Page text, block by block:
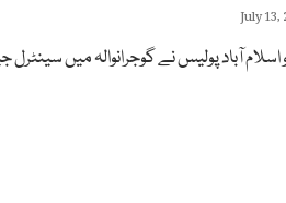
July 13,
آباد پولیس نے گوجرانوالہ میں